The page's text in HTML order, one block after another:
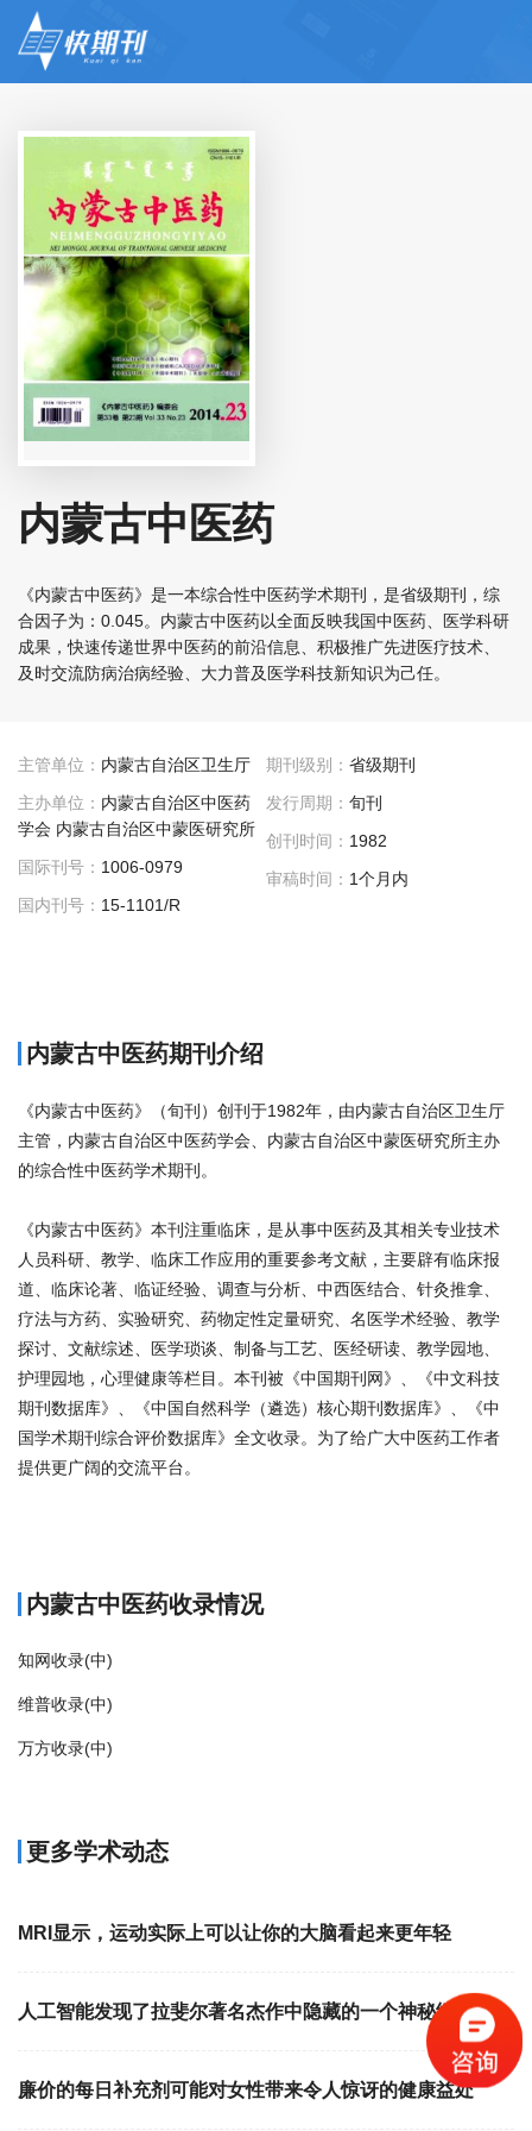
内蒙古中医药
《内蒙古中医药》是一本综合性中医药学术期刊，是省级期刊，综
合因子为：0.045。内蒙古中医药以全面反映我国中医药、医学科研
成果，快速传递世界中医药的前沿信息、积极推广先进医疗技术、
及时交流防病治病经验、大力普及医学科技新知识为己任。
主管单位： 内蒙古自治区卫生厅
主办单位： 内蒙古自治区中医药
学会 内蒙古自治区中蒙医研究所
国际刊号： 1006-0979
国内刊号： 15-1101/R
期刊级别： 省级期刊
发行周期： 旬刊
创刊时间： 1982
审稿时间： 1个月内
内蒙古中医药期刊介绍
《内蒙古中医药》（旬刊）创刊于1982年，由内蒙古自治区卫生厅
主管，内蒙古自治区中医药学会、内蒙古自治区中蒙医研究所主办
的综合性中医药学术期刊。
《内蒙古中医药》本刊注重临床，是从事中医药及其相关专业技术
人员科研、教学、临床工作应用的重要参考文献，主要辟有临床报
道、临床论著、临证经验、调查与分析、中西医结合、针灸推拿、
疗法与方药、实验研究、药物定性定量研究、名医学术经验、教学
探讨、文献综述、医学琐谈、制备与工艺、医经研读、教学园地、
护理园地，心理健康等栏目。本刊被《中国期刊网》、《中文科技
期刊数据库》、《中国自然科学（遴选）核心期刊数据库》、《中
国学术期刊综合评价数据库》全文收录。为了给广大中医药工作者
提供更广阔的交流平台。
内蒙古中医药收录情况
知网收录(中)
维普收录(中)
万方收录(中)
更多学术动态
MRI显示，运动实际上可以让你的大脑看起来更年轻
人工智能发现了拉斐尔著名杰作中隐藏的一个神秘细节
廉价的每日补充剂可能对女性带来令人惊讶的健康益处